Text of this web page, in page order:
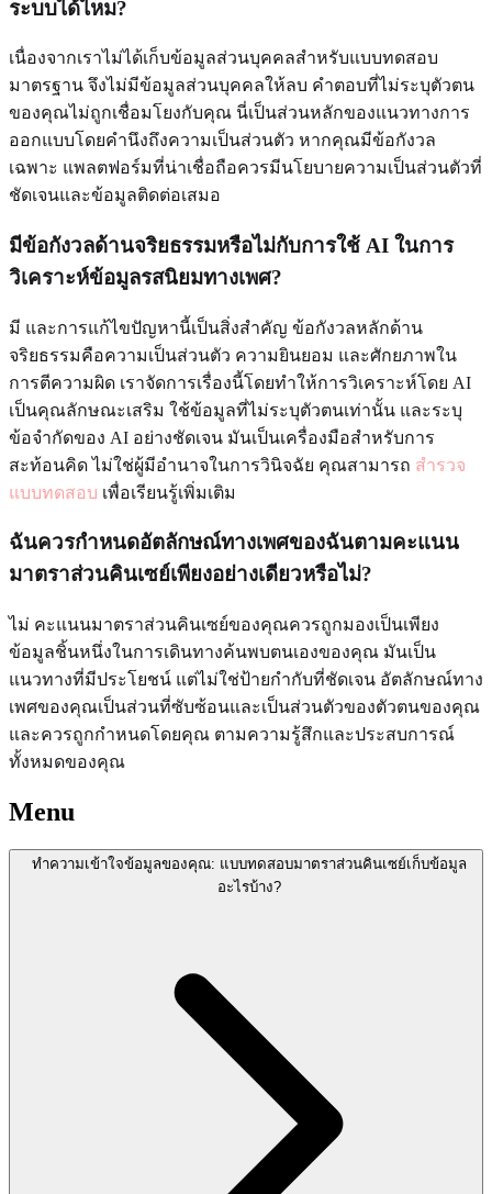
ระบบได้ไหม?
เนื่องจากเราไม่ได้เก็บข้อมูลส่วนบุคคลสำหรับแบบทดสอบ
มาตรฐาน จึงไม่มีข้อมูลส่วนบุคคลให้ลบ คำตอบที่ไม่ระบุตัวตน
ของคุณไม่ถูกเชื่อมโยงกับคุณ นี่เป็นส่วนหลักของแนวทางการ
ออกแบบโดยคำนึงถึงความเป็นส่วนตัว หากคุณมีข้อกังวล
เฉพาะ แพลตฟอร์มที่น่าเชื่อถือควรมีนโยบายความเป็นส่วนตัวที่
ชัดเจนและข้อมูลติดต่อเสมอ
มีข้อกังวลด้านจริยธรรมหรือไม่กับการใช้ AI ในการ
วิเคราะห์ข้อมูลรสนิยมทางเพศ?
มี และการแก้ไขปัญหานี้เป็นสิ่งสำคัญ ข้อกังวลหลักด้าน
จริยธรรมคือความเป็นส่วนตัว ความยินยอม และศักยภาพใน
การตีความผิด เราจัดการเรื่องนี้โดยทำให้การวิเคราะห์โดย AI
เป็นคุณลักษณะเสริม ใช้ข้อมูลที่ไม่ระบุตัวตนเท่านั้น และระบุ
ข้อจำกัดของ AI อย่างชัดเจน มันเป็นเครื่องมือสำหรับการ
สะท้อนคิด ไม่ใช่ผู้มีอำนาจในการวินิจฉัย คุณสามารถ สำรวจ
แบบทดสอบ เพื่อเรียนรู้เพิ่มเติม
ฉันควรกำหนดอัตลักษณ์ทางเพศของฉันตามคะแนน
มาตราส่วนคินเซย์เพียงอย่างเดียวหรือไม่?
ไม่ คะแนนมาตราส่วนคินเซย์ของคุณควรถูกมองเป็นเพียง
ข้อมูลชิ้นหนึ่งในการเดินทางค้นพบตนเองของคุณ มันเป็น
แนวทางที่มีประโยชน์ แต่ไม่ใช่ป้ายกำกับที่ชัดเจน อัตลักษณ์ทาง
เพศของคุณเป็นส่วนที่ซับซ้อนและเป็นส่วนตัวของตัวตนของคุณ
และควรถูกกำหนดโดยคุณ ตามความรู้สึกและประสบการณ์
ทั้งหมดของคุณ
Menu
ทำความเข้าใจข้อมูลของคุณ: แบบทดสอบมาตราส่วนคินเซย์เก็บข้อมูล
อะไรบ้าง?